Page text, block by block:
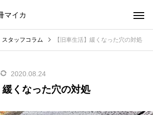
マイカ
スタッフコラム 【旧車生活】緩くなった穴の対処
2020.08.24
緩くなった穴の対処